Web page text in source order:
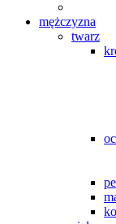
mężczyzna
twarz